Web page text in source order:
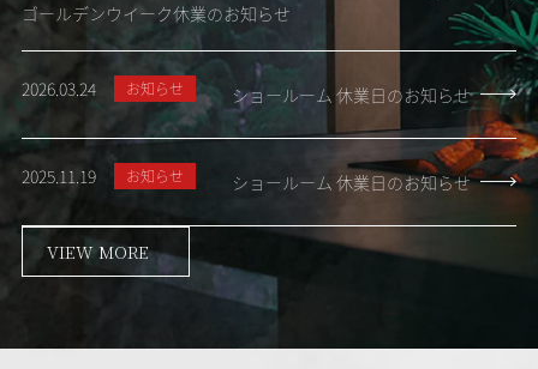
ゴールデンウイーク休業のお知らせ
2026.03.24 お知らせ ショールーム 休業日のお知らせ
2025.11.19 お知らせ ショールーム 休業日のお知らせ
VIEW MORE